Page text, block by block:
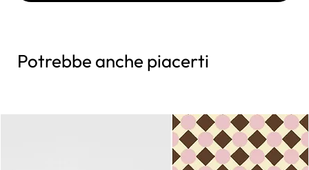
Potrebbe anche piacerti